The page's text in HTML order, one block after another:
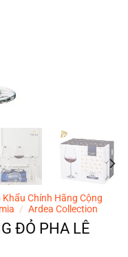
Khẩu Chính Hãng Cộng
/ Ardea Collection
ĐỎ PHA LÊ